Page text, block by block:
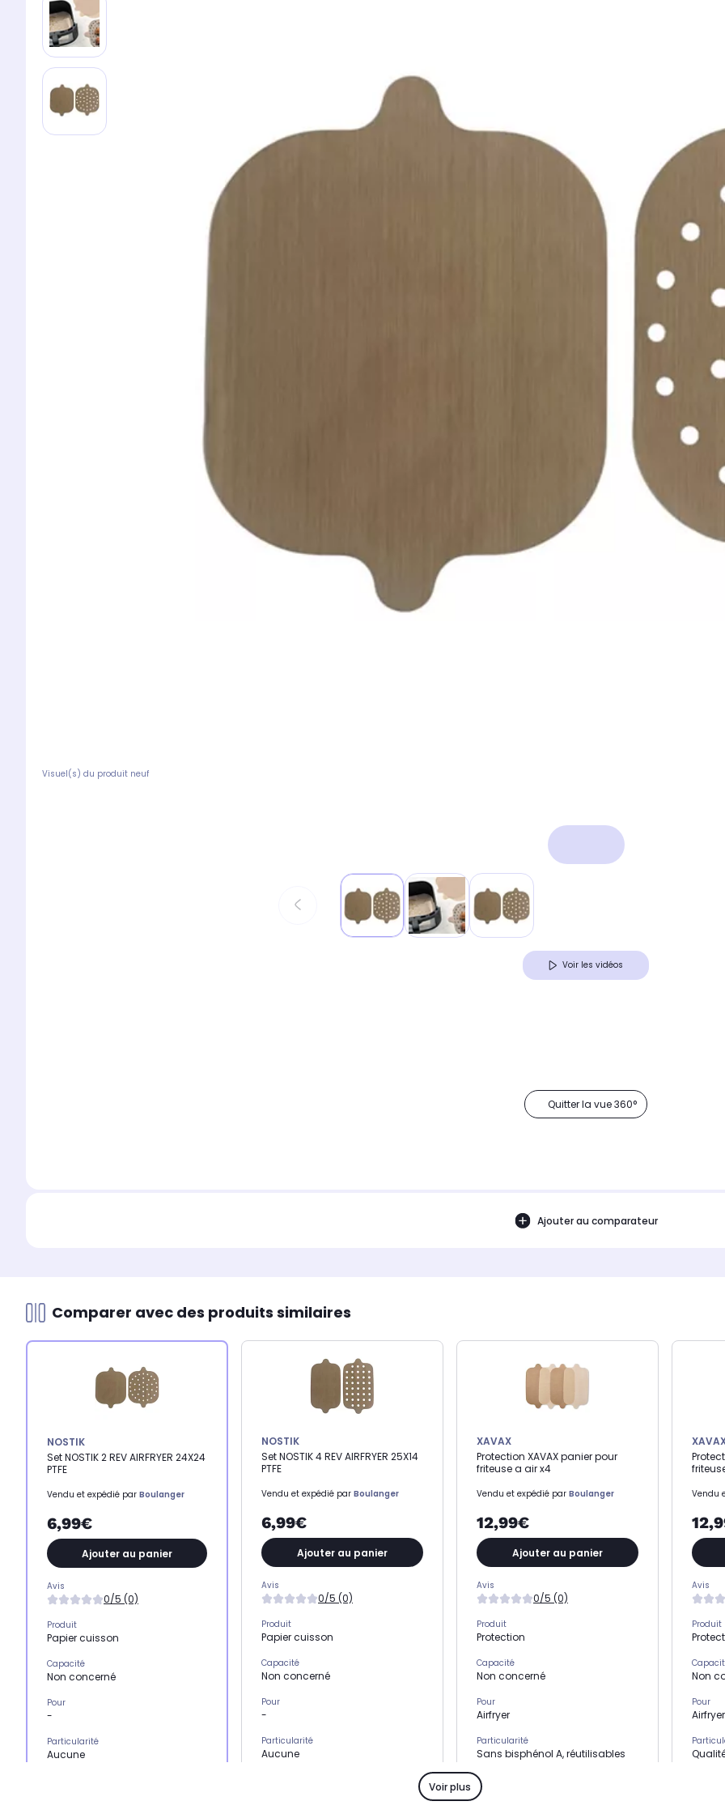
Visuel(s) du produit neuf
Voir les vidéos
Quitter la vue 360°
Ajouter au comparateur
Comparer avec des produits similaires
NOSTIK
Set NOSTIK 2 REV AIRFRYER 24X24
PTFE
Vendu et expédié par Boulanger
6,99€
Ajouter au panier
Avis
0/5 (0)
Produit
Papier cuisson
Capacité
Non concerné
Pour
-
Particularité
Aucune
NOSTIK
Set NOSTIK 4 REV AIRFRYER 25X14
PTFE
Vendu et expédié par Boulanger
6,99€
Ajouter au panier
Avis
0/5 (0)
Produit
Papier cuisson
Capacité
Non concerné
Pour
-
Particularité
Aucune
XAVAX
Protection XAVAX panier pour
friteuse a air x4
Vendu et expédié par Boulanger
12,99€
Ajouter au panier
Avis
0/5 (0)
Produit
Protection
Capacité
Non concerné
Pour
Airfryer
Particularité
Sans bisphénol A, réutilisables
lave-vaisselle
Vendu
Avis
Produit
Non
Pour
Airfryer
Voir plus